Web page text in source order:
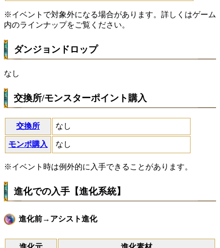
※イベントで対象外になる場合があります。詳しくはゲーム
内のラインナップをご覧ください。
ダンジョンドロップ
なし
交換所/モンスターポイント購入
交換所 なし
モンポ購入 なし
※イベント時は例外的に入手できることがあります。
進化での入手【進化系統】
進化前→アシスト進化